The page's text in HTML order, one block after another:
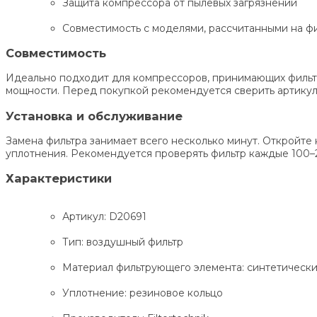
Совместимость с моделями, рассчитанными на
Совместимость
Идеально подходит для компрессоров, принимающих
мощности. Перед покупкой рекомендуется сверить
Установка и обслуживание
Замена фильтра занимает всего несколько минут.
уплотнения. Рекомендуется проверять фильтр каждые
Характеристики
Артикул: D20691
Тип: воздушный фильтр
Материал фильтрующего элемента:
Уплотнение: резиновое кольцо